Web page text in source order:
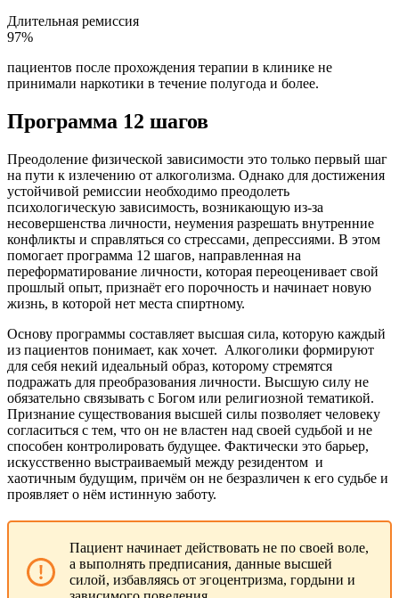
Длительная ремиссия
97%
пациентов после прохождения терапии в клинике не
принимали наркотики в течение полугода и более.
Программа 12 шагов
Преодоление физической зависимости это только первый шаг
на пути к излечению от алкоголизма. Однако для достижения
устойчивой ремиссии необходимо преодолеть
психологическую зависимость, возникающую из-за
несовершенства личности, неумения разрешать внутренние
конфликты и справляться со стрессами, депрессиями. В этом
помогает программа 12 шагов, направленная на
переформатирование личности, которая переоценивает свой
прошлый опыт, признаёт его порочность и начинает новую
жизнь, в которой нет места спиртному.
Основу программы составляет высшая сила, которую каждый
из пациентов понимает, как хочет. Алкоголики формируют
для себя некий идеальный образ, которому стремятся
подражать для преобразования личности. Высшую силу не
обязательно связывать с Богом или религиозной тематикой.
Признание существования высшей силы позволяет человеку
согласиться с тем, что он не властен над своей судьбой и не
способен контролировать будущее. Фактически это барьер,
искусственно выстраиваемый между резидентом и
хаотичным будущим, причём он не безразличен к его судьбе и
проявляет о нём истинную заботу.
Пациент начинает действовать не по своей воле,
а выполнять предписания, данные высшей
силой, избавляясь от эгоцентризма, гордыни и